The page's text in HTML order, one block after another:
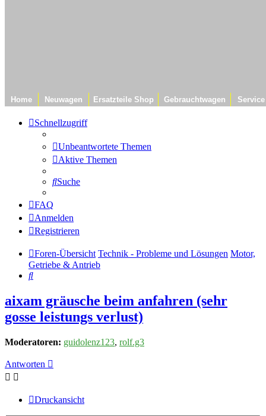
Home Neuwagen Ersatzteile Shop Gebrauchtwagen Service
Schnellzugriff
Unbeantwortete Themen
Aktive Themen
Suche
FAQ
Anmelden
Registrieren
Foren-Übersicht Technik - Probleme und Lösungen Motor,
Getriebe & Antrieb
Suche
aixam gräusche beim anfahren (sehr
gosse leistungs verlust)
Moderatoren: guidolenz123, rolf.g3
Antworten
Druckansicht